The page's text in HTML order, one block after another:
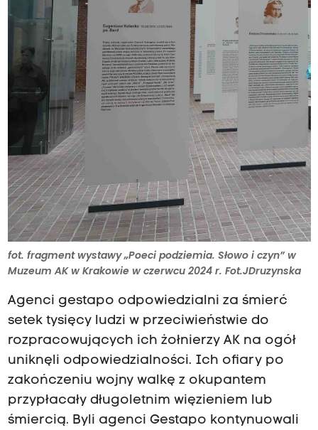
fot. fragment wystawy „Poeci podziemia. Słowo i czyn” w
Muzeum AK w Krakowie w czerwcu 2024 r. Fot.JDruzynska
Agenci gestapo odpowiedzialni za śmierć
setek tysięcy ludzi w przeciwieństwie do
rozpracowujących ich żołnierzy AK na ogół
uniknęli odpowiedzialności. Ich ofiary po
zakończeniu wojny walkę z okupantem
przypłacały długoletnim więzieniem lub
śmiercią. Byli agenci Gestapo kontynuowali